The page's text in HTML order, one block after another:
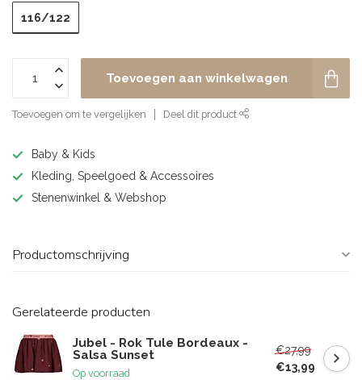
116/122
Toevoegen aan winkelwagen
Toevoegen om te vergelijken Deel dit product
Baby & Kids
Kleding, Speelgoed & Accessoires
Stenenwinkel & Webshop
Productomschrijving
Gerelateerde producten
Jubel - Rok Tule Bordeaux -
Salsa Sunset
Op voorraad
€27,99
€13,99